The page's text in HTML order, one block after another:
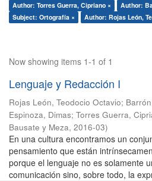
Author: Torres Guerra, Cipriano ×
Author:
Subject: Ortografía ×
Author: Rojas León,
Now showing items 1-1 of 1
Lenguaje y Redacción I
Rojas León, Teodocio Octavio;
Espinoza, Dimas; Torres Guerra,
Bausate y Meza, 2016-03)
En una cultura encontramos un
pensamiento que están
porque el lenguaje no es solamente
comunicación sino, sobre todo, la